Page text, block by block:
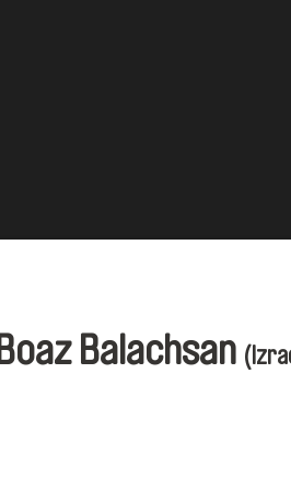
Boaz Balachsan